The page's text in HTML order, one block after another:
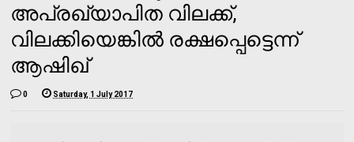
അപ്രഖ്യാപിത വിലക്ക്,
വിലക്കിയെങ്കില്‍ രക്ഷപ്പെട്ടെന്ന്
ആഷിഖ്
0 Saturday, 1 July 2017